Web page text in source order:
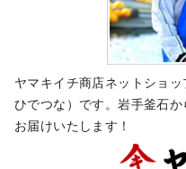
ヤマキイチ商店ネットショ
ひでつな）です。岩手釜石
お届けいたします！